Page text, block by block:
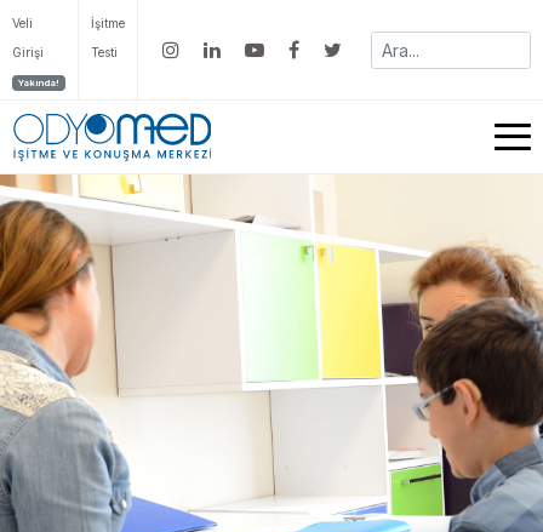
Veli
Girişi
Yakında!
İşitme
Testi